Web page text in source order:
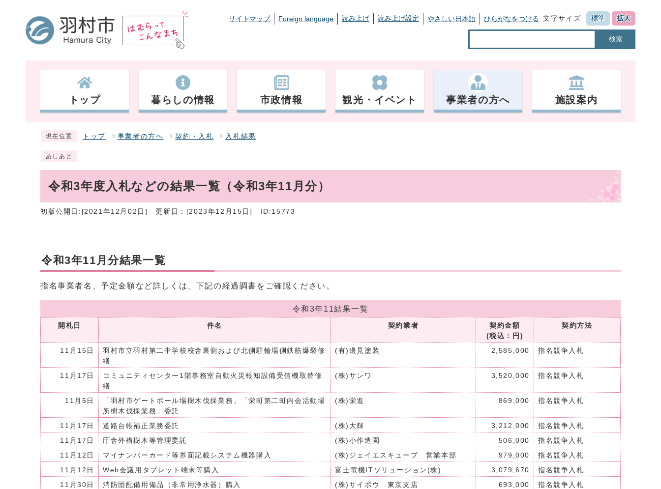
サイトマップ Foreign language 読み上げ 読み上げ設定 やさしい日本語 ひらがなをつける 文字サイズ 標準 拡大
検索
トップ 暮らしの情報 市政情報 観光・イベント 事業者の方へ 施設案内
現在位置 トップ 事業者の方へ 契約・入札 入札結果
あしあと
令和3年度入札などの結果一覧（令和3年11月分）
初版公開日:[2021年12月02日] 更新日：[2023年12月15日] ID:15773
令和3年11月分結果一覧
指名事業者名、予定金額など詳しくは、下記の経過調書をご確認ください。
令和3年11結果一覧
開札日 件名 契約業者
契約金額
(税込：円)
契約方法
11月15日
羽村市立羽村第二中学校校舎裏側および北側駐輪場側鉄筋爆裂修
繕
(有)邊見塗装 2,585,000 指名競争入札
11月17日
コミュニティセンター1階事務室自動火災報知設備受信機取替修
繕
(株)サンワ 3,520,000 指名競争入札
11月5日
「羽村市ゲートボール場樹木伐採業務」「栄町第二町内会活動場
所樹木伐採業務」委託
(株)栄進 869,000 指名競争入札
11月17日 道路台帳補正業務委託 (株)大輝 3,212,000
指名競争入札
11月17日
庁舎外構樹木等管理委託 (株)小作造園 506,000
指名競争入札
11月12日
マイナンバーカード等券面記載システム機器購入 (株)ジェイエスキューブ 営業本部 979,000
指名競争入札
11月12日
Web会議用タブレット端末等購入 富士電機ITソリューション(株) 3,079,670
指名競争入札
11月30日
消防団配備用備品（非常用浄水器）購入 (株)サイボウ 東京支店 693,000
指名競争入札